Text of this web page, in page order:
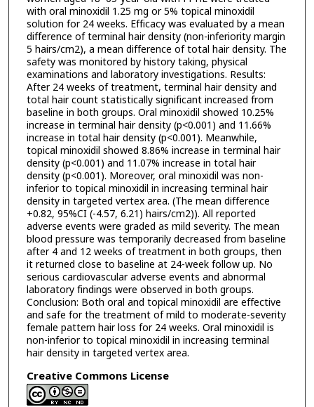
with oral minoxidil 1.25 mg or 5% topical minoxidil
solution for 24 weeks. Efficacy was evaluated by a mean
difference of terminal hair density (non-inferiority margin
5 hairs/cm2), a mean difference of total hair density. The
safety was monitored by history taking, physical
examinations and laboratory investigations. Results:
After 24 weeks of treatment, terminal hair density and
total hair count statistically significant increased from
baseline in both groups. Oral minoxidil showed 10.25%
increase in terminal hair density (p<0.001) and 11.66%
increase in total hair density (p<0.001). Meanwhile,
topical minoxidil showed 8.86% increase in terminal hair
density (p<0.001) and 11.07% increase in total hair
density (p<0.001). Moreover, oral minoxidil was non-
inferior to topical minoxidil in increasing terminal hair
density in targeted vertex area. (The mean difference
+0.82, 95%CI (-4.57, 6.21) hairs/cm2)). All reported
adverse events were graded as mild severity. The mean
blood pressure was temporarily decreased from baseline
after 4 and 12 weeks of treatment in both groups, then
it returned close to baseline at 24-week follow up. No
serious cardiovascular adverse events and abnormal
laboratory findings were observed in both groups.
Conclusion: Both oral and topical minoxidil are effective
and safe for the treatment of mild to moderate-severity
female pattern hair loss for 24 weeks. Oral minoxidil is
non-inferior to topical minoxidil in increasing terminal
hair density in targeted vertex area.
Creative Commons License